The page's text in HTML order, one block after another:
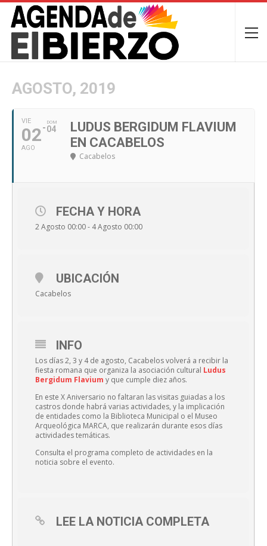
AGOSTO, 2019
VIE
02
AGO
DOM
04
LUDUS BERGIDUM FLAVIUM
EN CACABELOS
Cacabelos
FECHA Y HORA
2 Agosto 00:00 - 4 Agosto 00:00
UBICACIÓN
Cacabelos
INFO
Los días 2, 3 y 4 de agosto, Cacabelos volverá a recibir la
fiesta romana que organiza la asociación cultural Ludus
Bergidum Flavium y que cumple diez años.
En este X Aniversario no faltaran las visitas guiadas a los
castros donde habrá varias actividades, y la implicación
de entidades como la Biblioteca Municipal o el Museo
Arqueológica MARCA, que realizarán durante esos días
actividades temáticas.
Consulta el programa completo de actividades en la
noticia sobre el evento.
LEE LA NOTICIA COMPLETA